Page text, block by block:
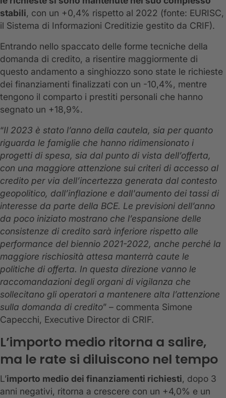
stabili, con un +0,4% rispetto al 2022 (fonte: EURISC,
il Sistema di Informazioni Creditizie gestito da CRIF).
Entrando nello spaccato delle forme tecniche della
domanda di credito, a risentire maggiormente di
questo andamento a singhiozzo sono state le richieste
dei finanziamenti finalizzati con un -10,4%, mentre
tengono il comparto i prestiti personali che hanno
segnato un +18,9%.
“Il 2023 è stato l’anno della cautela, sia per quanto
riguarda le famiglie che hanno ridimensionato i
progetti di spesa, sia dal punto di vista dell’offerta,
con una maggiore attenzione sui criteri di accesso al
credito per via dell’incertezza generata dal contesto
geopolitico, dall’inflazione e dall'aumento dei tassi di
interesse da parte della BCE. Le previsioni dell’anno
da poco iniziato mostrano che l’espansione delle
consistenze di credito sarà inferiore rispetto alle
performance del biennio 2021-2022, anche perché la
maggiore rischiosità attesa manterrà caute le
politiche di offerta. In questa direzione vanno le
raccomandazioni degli organi di vigilanza che
sollecitano gli operatori a mantenere alta l’attenzione
sulla domanda di credito” – commenta Simone
Capecchi, Executive Director di CRIF.
L’importo medio ritorna a salire,
ma le rate si diluiscono nel tempo
L’importo medio dei finanziamenti richiesti, dopo 3
anni negativi, ritorna a crescere con un +4,0% e un